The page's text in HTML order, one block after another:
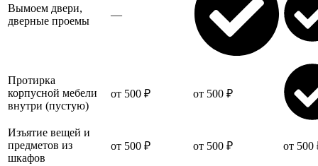
Вымоем двери,
дверные проемы
—
Протирка
корпусной мебели
внутри (пустую)
от 500 ₽ от 500 ₽
Изъятие вещей и
предметов из
шкафов
от 500 ₽ от 500 ₽ от 500